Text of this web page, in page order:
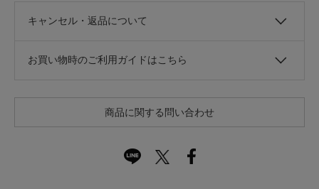
キャンセル・返品について
お買い物時のご利用ガイドはこちら
商品に関する問い合わせ